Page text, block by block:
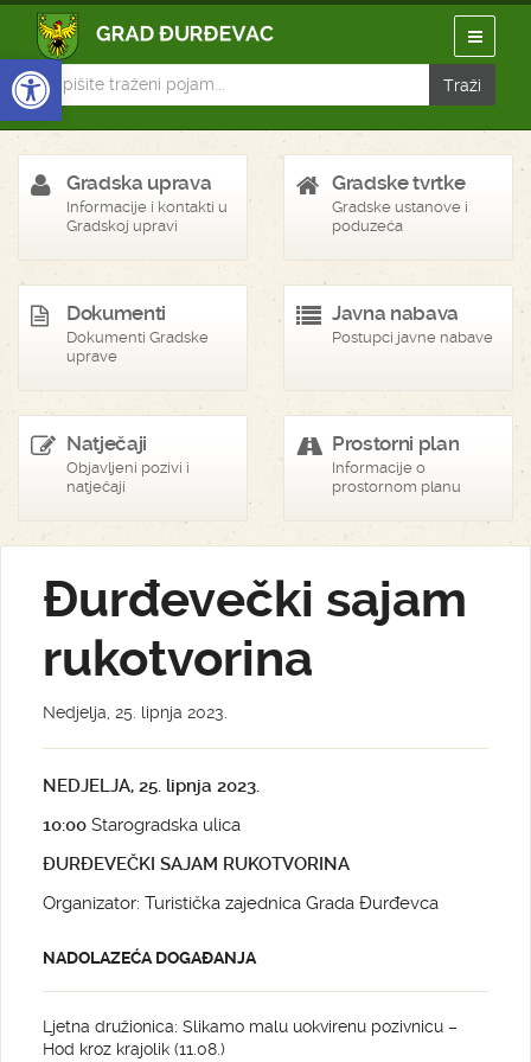
Open toolbar
Gradska uprava
Informacije i kontakti u
Gradskoj upravi
Gradske tvrtke
Gradske ustanove i
poduzeća
Dokumenti
Dokumenti Gradske
uprave
Javna nabava
Postupci javne nabave
Natječaji
Objavljeni pozivi i
natječaji
Prostorni plan
Informacije o
prostornom planu
Đurđevečki sajam
rukotvorina
Nedjelja, 25. lipnja 2023.
NEDJELJA, 25. lipnja 2023.
10:00 Starogradska ulica
ĐURĐEVEČKI SAJAM RUKOTVORINA
Organizator: Turistička zajednica Grada Đurđevca
NADOLAZEĆA DOGAĐANJA
Ljetna družionica: Slikamo malu uokvirenu pozivnicu –
Hod kroz krajolik (11.08.)